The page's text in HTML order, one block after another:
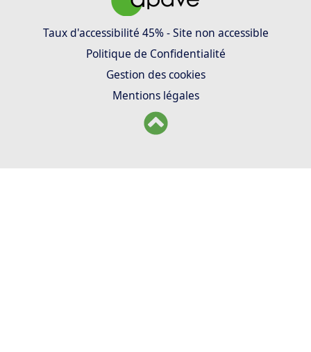
Taux d'accessibilité 45% - Site non accessible
Politique de Confidentialité
Gestion des cookies
Mentions légales